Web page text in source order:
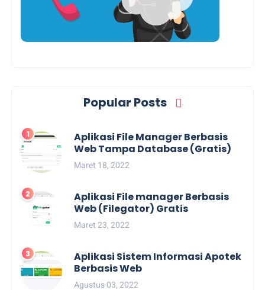
Popular Posts
Aplikasi File Manager Berbasis
Web Tampa Database (Gratis)
Maret 18, 2022
Aplikasi File manager Berbasis
Web (Filegator) Gratis
Maret 23, 2022
Aplikasi Sistem Informasi Apotek
Berbasis Web
Agustus 03, 2022